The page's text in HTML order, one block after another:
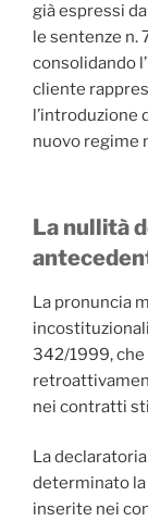
già espressi
le sentenze
consolidando
cliente
l’introduzione
nuovo regime
La nullità
La pronuncia
342/1999,
nei contratti
La
determinato
inserite nei